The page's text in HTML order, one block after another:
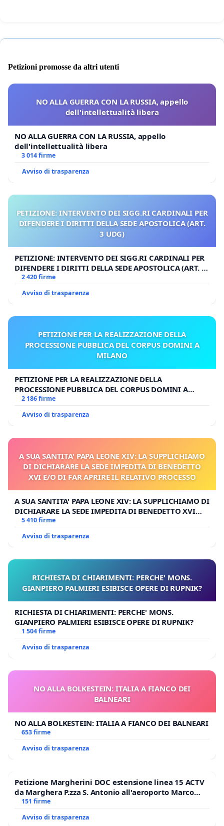
Petizioni promosse da altri utenti
NO ALLA GUERRA CON LA RUSSIA, appello
dell'intellettualità libera
NO ALLA GUERRA CON LA RUSSIA, appello
dell'intellettualità libera
3 014 firme
Avviso di trasparenza
PETIZIONE: INTERVENTO DEI SIGG.RI CARDINALI PER
DIFENDERE I DIRITTI DELLA SEDE APOSTOLICA (ART.
3 UDG)
PETIZIONE: INTERVENTO DEI SIGG.RI CARDINALI PER
DIFENDERE I DIRITTI DELLA SEDE APOSTOLICA (ART. 3
UDG)
2 420 firme
Avviso di trasparenza
PETIZIONE PER LA REALIZZAZIONE DELLA
PROCESSIONE PUBBLICA DEL CORPUS DOMINI A
MILANO
PETIZIONE PER LA REALIZZAZIONE DELLA
PROCESSIONE PUBBLICA DEL CORPUS DOMINI A
MILANO
2 186 firme
Avviso di trasparenza
A SUA SANTITA' PAPA LEONE XIV: LA SUPPLICHIAMO
DI DICHIARARE LA SEDE IMPEDITA DI BENEDETTO
XVI E/O DI FAR APRIRE IL RELATIVO PROCESSO
A SUA SANTITA' PAPA LEONE XIV: LA SUPPLICHIAMO DI
DICHIARARE LA SEDE IMPEDITA DI BENEDETTO XVI
E/O DI FAR APRIRE IL RELATIVO PROCESSO
5 410 firme
Avviso di trasparenza
RICHIESTA DI CHIARIMENTI: PERCHE' MONS.
GIANPIERO PALMIERI ESIBISCE OPERE DI RUPNIK?
RICHIESTA DI CHIARIMENTI: PERCHE' MONS.
GIANPIERO PALMIERI ESIBISCE OPERE DI RUPNIK?
1 504 firme
Avviso di trasparenza
NO ALLA BOLKESTEIN: ITALIA A FIANCO DEI
BALNEARI
NO ALLA BOLKESTEIN: ITALIA A FIANCO DEI BALNEARI
653 firme
Avviso di trasparenza
Petizione Margherini DOC estensione linea 15 ACTV
da Marghera P.zza S. Antonio all'aeroporto Marco
Polo tariffa a € 1,50
151 firme
Avviso di trasparenza